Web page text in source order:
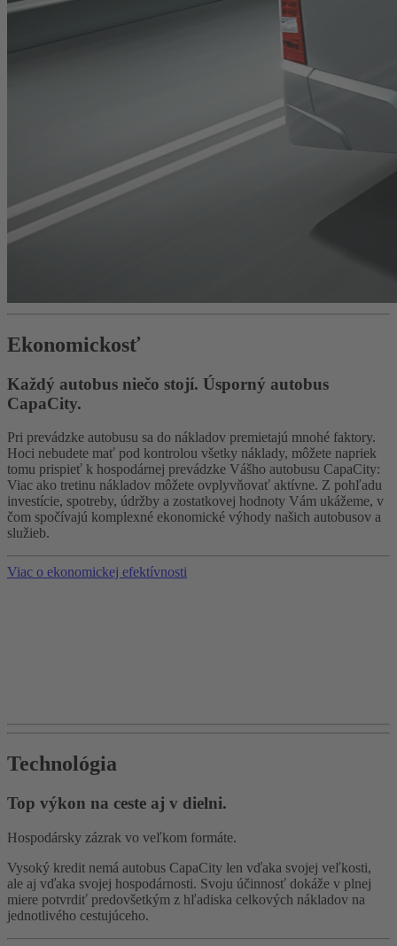
Ekonomickosť
Každý autobus niečo stojí. Úsporný autobus
CapaCity.
Pri prevádzke autobusu sa do nákladov premietajú mnohé faktory.
Hoci nebudete mať pod kontrolou všetky náklady, môžete napriek
tomu prispieť k hospodárnej prevádzke Vášho autobusu CapaCity:
Viac ako tretinu nákladov môžete ovplyvňovať aktívne. Z pohľadu
investície, spotreby, údržby a zostatkovej hodnoty Vám ukážeme, v
čom spočívajú komplexné ekonomické výhody našich autobusov a
služieb.
Viac o ekonomickej efektívnosti
Technológia
Top výkon na ceste aj v dielni.
Hospodársky zázrak vo veľkom formáte.
Vysoký kredit nemá autobus CapaCity len vďaka svojej veľkosti,
ale aj vďaka svojej hospodárnosti. Svoju účinnosť dokáže v plnej
miere potvrdiť predovšetkým z hľadiska celkových nákladov na
jednotlivého cestujúceho.